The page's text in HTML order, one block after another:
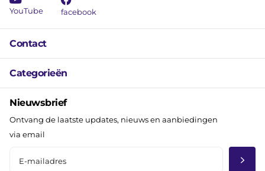
Contact
Categorieën
YouTube facebook
Nieuwsbrief
Ontvang de laatste updates, nieuws en aanbiedingen
via email